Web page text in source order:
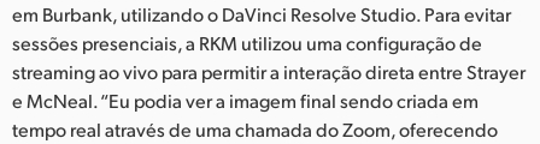
em Burbank, utilizando o DaVinci Resolve Studio. Para evitar
sessões presenciais, a RKM utilizou uma configuração de
streaming ao vivo para permitir a interação direta entre Strayer
e McNeal. “Eu podia ver a imagem final sendo criada em
tempo real através de uma chamada do Zoom, oferecendo